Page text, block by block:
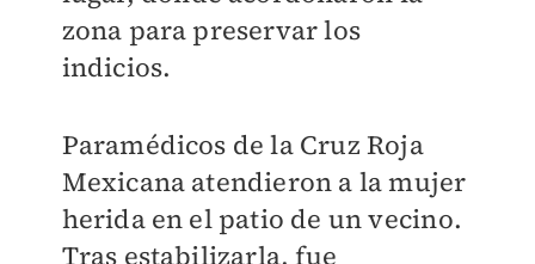
zona para preservar los
indicios.
Paramédicos de la Cruz Roja
Mexicana atendieron a la mujer
herida en el patio de un vecino.
Tras estabilizarla, fue